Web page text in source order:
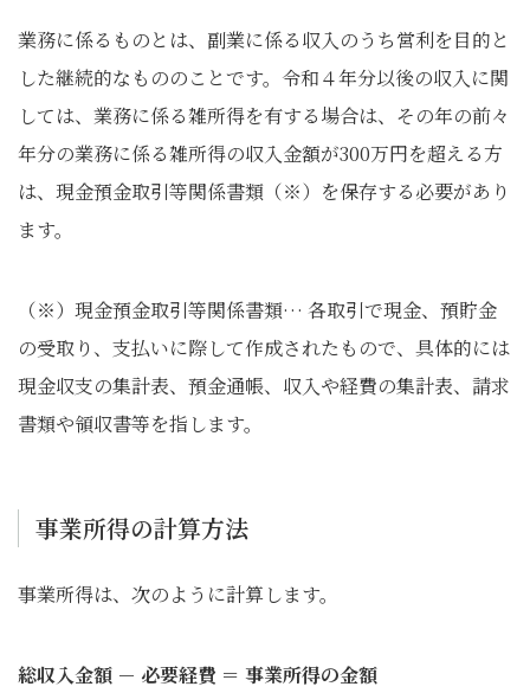
業務に係るものとは、副業に係る収入のうち営利を目的と
した継続的なもののことです。令和４年分以後の収入に関
しては、業務に係る雑所得を有する場合は、その年の前々
年分の業務に係る雑所得の収入金額が300万円を超える方
は、現金預金取引等関係書類（※）を保存する必要があり
ます。
（※）現金預金取引等関係書類… 各取引で現金、預貯金
の受取り、支払いに際して作成されたもので、具体的には
現金収支の集計表、預金通帳、収入や経費の集計表、請求
書類や領収書等を指します。
事業所得の計算方法
事業所得は、次のように計算します。
総収入金額 － 必要経費 ＝ 事業所得の金額